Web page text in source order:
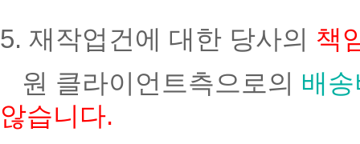
5. 재작업건에 대한 당사의 책
원 클라이언트측으로의 배
않습니다.